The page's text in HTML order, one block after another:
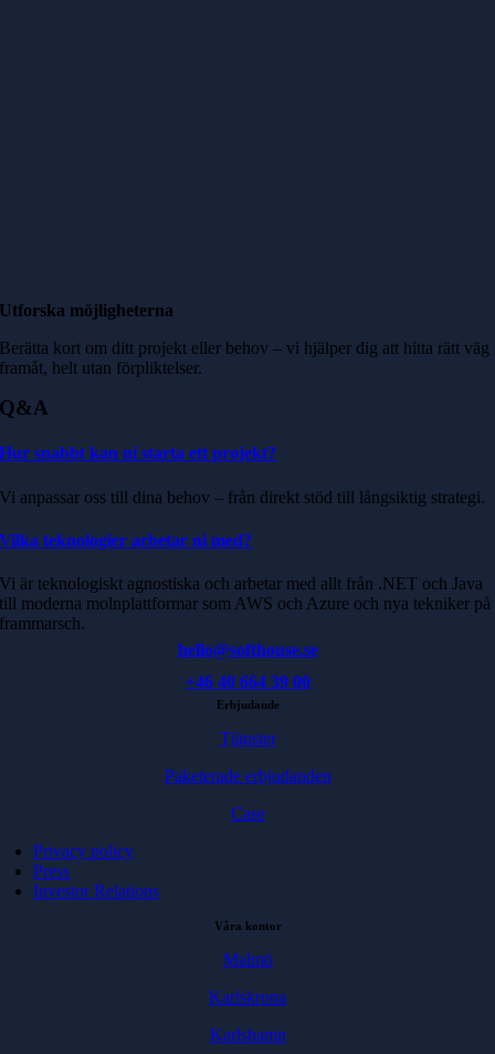
Utforska möjligheterna
Berätta kort om ditt projekt eller behov – vi hjälper dig att hitta rätt väg
framåt, helt utan förpliktelser.
Q&A
Hur snabbt kan ni starta ett projekt?
Vi anpassar oss till dina behov – från direkt stöd till långsiktig strategi.
Vilka teknologier arbetar ni med?
Vi är teknologiskt agnostiska och arbetar med allt från .NET och Java
till moderna molnplattformar som AWS och Azure och nya tekniker på
frammarsch.
hello@softhouse.se
+46 40 664 39 00
Erbjudande
Tjänster
Paketerade erbjudanden
Case
Privacy policy
Press
Investor Relations
Våra kontor
Malmö
Karlskrona
Karlshamn